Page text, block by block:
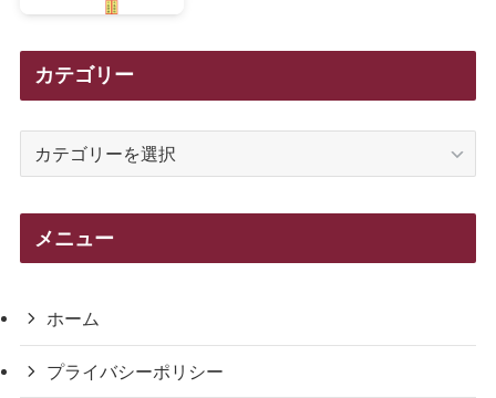
カテゴリー
メニュー
ホーム
プライバシーポリシー